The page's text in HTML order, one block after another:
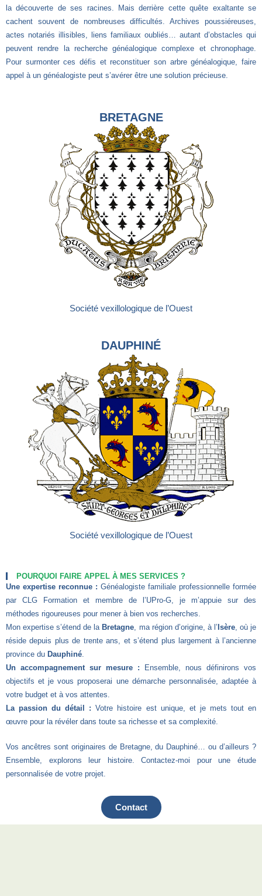
la découverte de ses racines. Mais derrière cette quête exaltante se
cachent souvent de nombreuses difficultés. Archives poussiéreuses,
actes notariés illisibles, liens familiaux oubliés… autant d’obstacles qui
peuvent rendre la recherche généalogique complexe et chronophage.
Pour surmonter ces défis et reconstituer son arbre généalogique, faire
appel à un généalogiste peut s’avérer être une solution précieuse.
BRETAGNE
Société vexillologique de l’Ouest
DAUPHINÉ
Société vexillologique de l’Ouest
POURQUOI FAIRE APPEL À MES SERVICES ?
Une expertise reconnue : Généalogiste familiale professionnelle formée
par CLG Formation et membre de l’UPro-G, je m’appuie sur des
méthodes rigoureuses pour mener à bien vos recherches.
Mon expertise s’étend de la Bretagne, ma région d’origine, à l’ Isère, où je
réside depuis plus de trente ans, et s’étend plus largement à l’ancienne
province du Dauphiné.
Un accompagnement sur mesure : Ensemble, nous définirons vos
objectifs et je vous proposerai une démarche personnalisée, adaptée à
votre budget et à vos attentes.
La passion du détail : Votre histoire est unique, et je mets tout en
œuvre pour la révéler dans toute sa richesse et sa complexité.
Vos ancêtres sont originaires de Bretagne, du Dauphiné… ou d’ailleurs ?
Ensemble, explorons leur histoire. Contactez-moi pour une étude
personnalisée de votre projet.
Contact